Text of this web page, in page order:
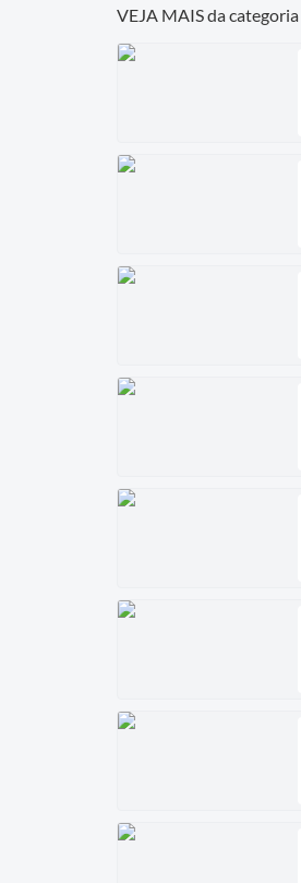
VEJA MAIS da categoria